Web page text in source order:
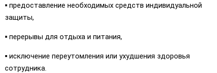
▪️ предоставление необходимых средств индивидуальной
защиты,
▪️ перерывы для отдыха и питания,
▪️ исключение переутомления или ухудшения здоровья
сотрудника.